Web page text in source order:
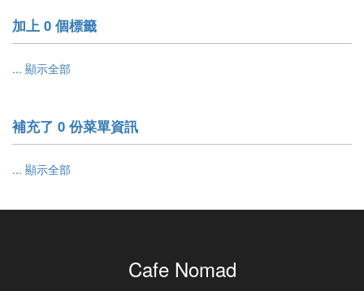
加上 0 個標籤
... 顯示全部
補充了 0 份菜單資訊
... 顯示全部
Cafe Nomad